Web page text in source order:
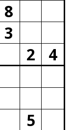
8
3
2
4
5